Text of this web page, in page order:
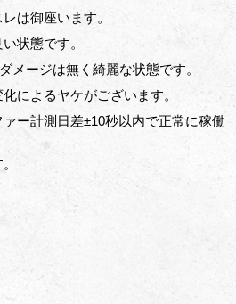
は御座います。
状態です。
メージは無く綺麗な状態です。
によるヤケがございます。
ー計測日差±10秒以内で正常に稼働